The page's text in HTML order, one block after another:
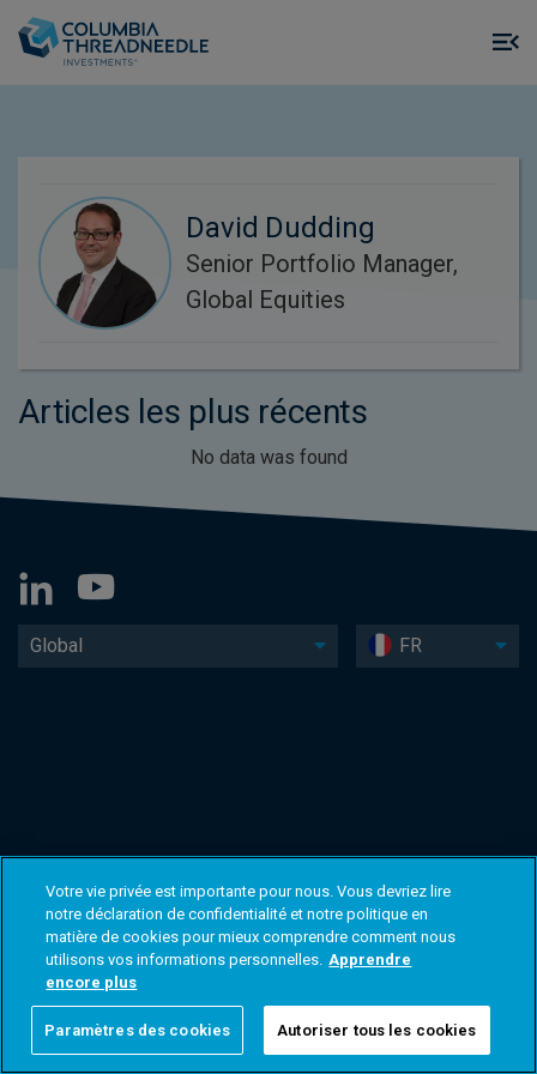
David Dudding
Senior Portfolio Manager,
Global Equities
Articles les plus récents
No data was found
Global FR
Votre vie privée est importante pour nous. Vous devriez lire
notre déclaration de confidentialité et notre politique en
matière de cookies pour mieux comprendre comment nous
utilisons vos informations personnelles. Apprendre
encore plus
Paramètres des cookies Autoriser tous les cookies